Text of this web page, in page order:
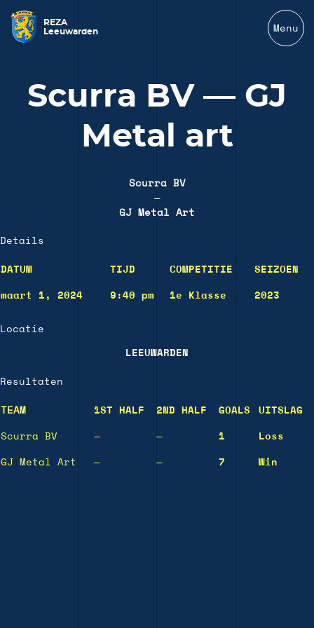
REZA
Leeuwarden
Menu
Scurra BV — GJ
Metal art
Scurra BV
—
GJ Metal Art
Details
DATUM TIJD COMPETITIE SEIZOEN
maart 1, 2024 9:40 pm 1e Klasse 2023
Locatie
LEEUWARDEN
Resultaten
TEAM 1ST HALF 2ND HALF GOALS UITSLAG
Scurra BV — — 1 Loss
GJ Metal Art — — 7 Win